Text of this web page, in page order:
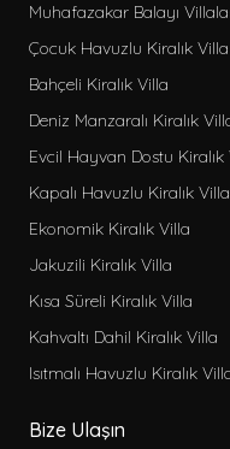
Muhafazakar Balayı
Çocuk Havuzlu Kiralık Villa
Bahçeli Kiralık Villa
Deniz Manzaralı Kiralık
Evcil Hayvan Dostu Kiralık
Kapalı Havuzlu Kiralık Villa
Ekonomik Kiralık Villa
Jakuzili Kiralık Villa
Kısa Süreli Kiralık Villa
Kahvaltı Dahil Kiralık Villa
Isıtmalı Havuzlu Kiralık
Bize Ulaşın